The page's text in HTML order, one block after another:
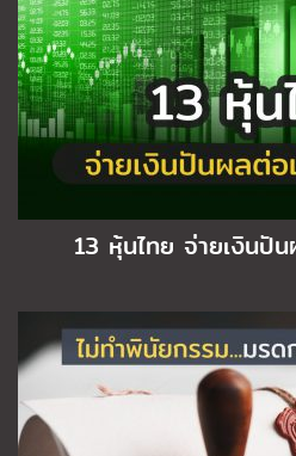
13 หุ้นไทย จ่ายเงินปั